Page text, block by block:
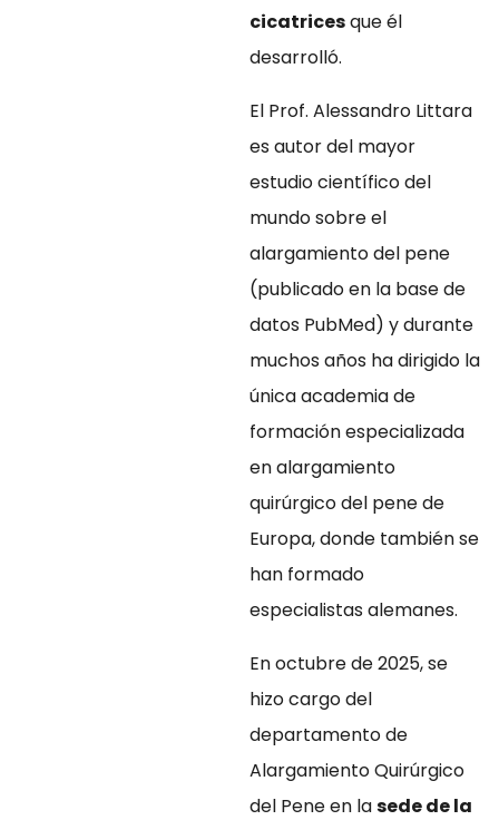
cicatricesque él
desarrolló.
El Prof. Alessandro Littara
es autor del mayor
estudio científico del
mundo sobre el
alargamiento del pene
(publicado en la base de
datos PubMed) y durante
muchos años ha dirigido la
única academia de
formación especializada
en alargamiento
quirúrgico del pene de
Europa, donde también se
han formado
especialistas alemanes.
En octubre de 2025, se
hizo cargo del
departamento de
Alargamiento Quirúrgico
del Pene en lasede de la